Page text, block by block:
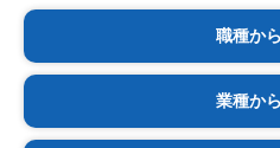
職種か
業種か